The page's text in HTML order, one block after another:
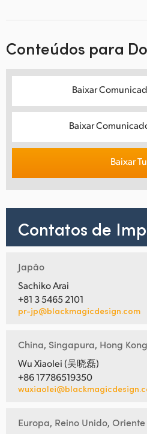
Conteúdos para
Baixar
Baixar
Baixar
Contatos de
Japão
Sachiko Arai
+81 3 5465 2101
pr-jp@blackmagicdesign.com
China, Singapura, Hong
Wu Xiaolei (吴晓磊)
+86 17786519350
Europa, Reino Unido,